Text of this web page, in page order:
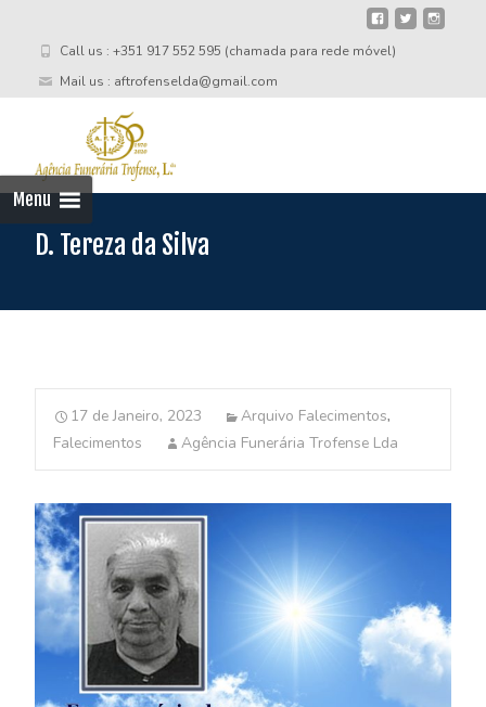
Call us : +351 917 552 595 (chamada para rede móvel)
Mail us : aftrofenselda@gmail.com
Menu
D. Tereza da Silva
17 de Janeiro, 2023 Arquivo Falecimentos,
Falecimentos
Agência Funerária Trofense Lda